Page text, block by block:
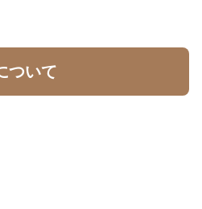
ついて